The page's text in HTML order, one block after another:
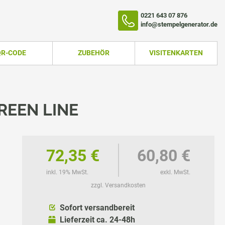
0221 643 07 876
info@stempelgenerator.de
CODE ZUBEHÖR VISITENKARTEN
LINE
72,35 €
inkl. 19% MwSt.
60,80 €
exkl. MwSt.
zzgl. Versandkosten
Sofort versandbereit
Lieferzeit ca. 24-48h